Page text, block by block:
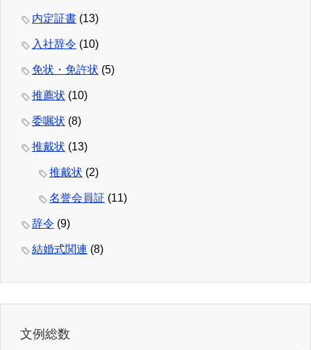
内定証書 (13)
入社辞令 (10)
免状・免許状 (5)
推薦状 (10)
委嘱状 (8)
推戴状 (13)
推戴状 (2)
名誉会員証 (11)
辞令 (9)
結婚式関連 (8)
文例総数